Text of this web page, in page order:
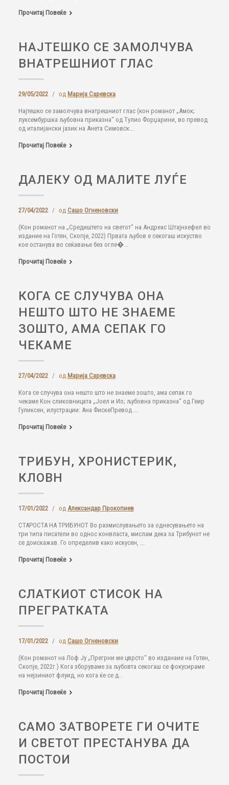
Прочитај Повеќе
НАЈТЕШКО СЕ ЗАМОЛЧУВА
ВНАТРЕШНИОТ ГЛАС
29/05/2022 / од Марија Саревска
Најтешко се замолчува внатрешниот глас (кон романот „Амок;
луксембуршка љубовна приказна“ од Тулио Форџарини, во превод
од италијански јазик на Анета Симовск...
Прочитај Повеќе
ДАЛЕКУ ОД МАЛИТЕ ЛУЃE
27/04/2022 / од Сашо Огненовски
(Кон романот на „Средиштето на светот“ на Андреас Штајнхефел во
издание на Готен, Скопје, 2022) Првата љубов е секогаш искуство
кое останува во сеќавање без огле�...
Прочитај Повеќе
КОГА СЕ СЛУЧУВА ОНА
НЕШТО ШТО НЕ ЗНАЕМЕ
ЗОШТО, АМА СЕПАК ГО
ЧЕКАМЕ
27/04/2022 / од Марија Саревска
Кога се случува она нешто што не знаеме зошто, ама сепак го
чекаме Кон сликовницата „Јоел и Ио; љубовна приказна“ од Геир
Гуликсен, илустрации: Ана ФискеПревод ...
Прочитај Повеќе
ТРИБУН, ХРОНИСТЕРИК,
КЛОВН
17/01/2022 / од Александар Прокопиев
СТАРОСТА НА ТРИБУНОТ Во размислувањето за однесувањето на
три типа писатели во однос конвласта, мислам дека за Трибунот не
се доискажав. Го определив како искусен, ...
Прочитај Повеќе
СЛАТКИОТ СТИСОК НА
ПРЕГРАТКАТА
17/01/2022 / од Сашо Огненовски
(Кон романот на Лоф Ју „Прегрни ме цврсто“ во изданаие на Готен,
Скопје, 2022г.) Кога зборуваме за љубовта секогаш се фокусираме
на нејзиниот флуид, но кога ќе се д...
Прочитај Повеќе
САМО ЗАТВОРЕТЕ ГИ ОЧИТЕ
И СВЕТОТ ПРЕСТАНУВА ДА
ПОСТОИ